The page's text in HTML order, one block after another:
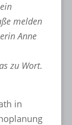
melden
Anne
zu Wort.
in